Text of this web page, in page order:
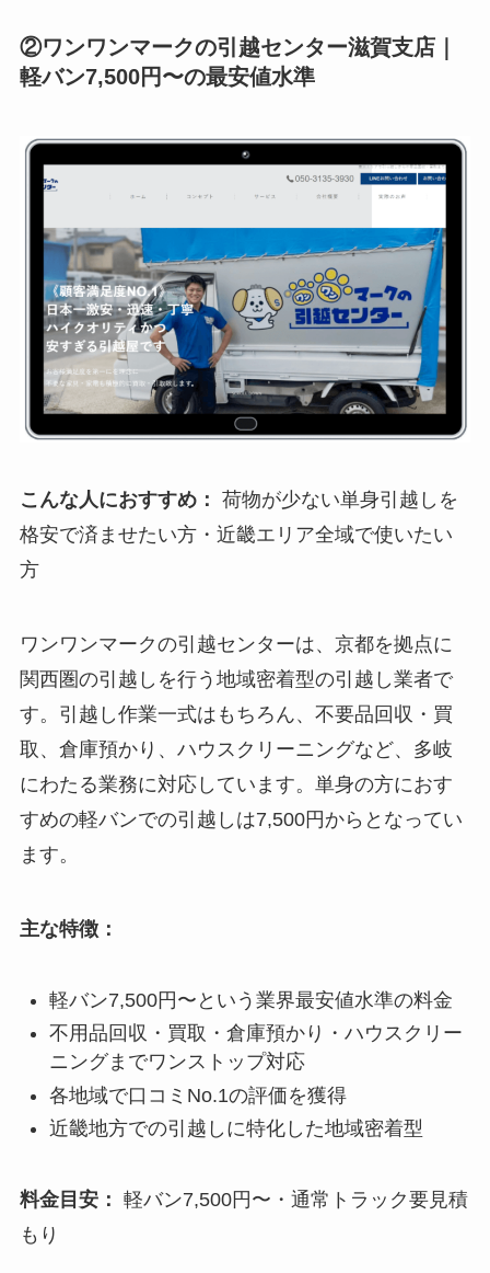
②ワンワンマークの引越センター滋賀支店｜
軽バン7,500円〜の最安値水準
こんな人におすすめ： 荷物が少ない単身引越しを
格安で済ませたい方・近畿エリア全域で使いたい
方
ワンワンマークの引越センターは、京都を拠点に
関西圏の引越しを行う地域密着型の引越し業者で
す。引越し作業一式はもちろん、不要品回収・買
取、倉庫預かり、ハウスクリーニングなど、多岐
にわたる業務に対応しています。単身の方におす
すめの軽バンでの引越しは7,500円からとなってい
ます。
主な特徴：
軽バン7,500円〜という業界最安値水準の料金
不用品回収・買取・倉庫預かり・ハウスクリー
ニングまでワンストップ対応
各地域で口コミNo.1の評価を獲得
近畿地方での引越しに特化した地域密着型
料金目安： 軽バン7,500円〜・通常トラック要見積
もり